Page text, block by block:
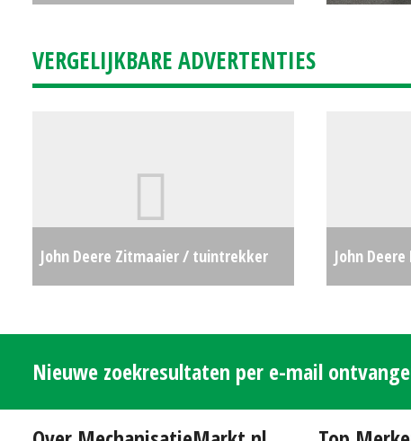
VERGELIJKBARE ADVERTENTIES
John Deere Zitmaaier / tuintrekker
John
Nieuwe zoekresultaten per e-mail